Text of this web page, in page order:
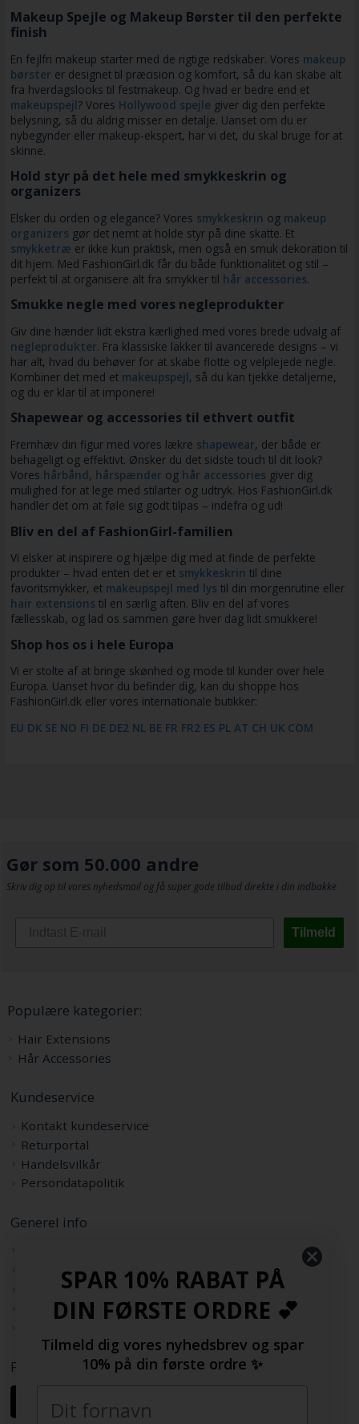
Makeup Spejle og Makeup Børster til den perfekte
finish
En fejlfri makeup starter med de rigtige redskaber. Vores makeup
børster er designet til præcision og komfort, så du kan skabe alt
fra hverdagslooks til festmakeup. Og hvad er bedre end et
makeupspejl? Vores Hollywood spejle giver dig den perfekte
belysning, så du aldrig misser en detalje. Uanset om du er
nybegynder eller makeup-ekspert, har vi det, du skal bruge for at
skinne.
Hold styr på det hele med smykkeskrin og
organizers
Elsker du orden og elegance? Vores smykkeskrin og makeup
organizers gør det nemt at holde styr på dine skatte. Et
smykketræ er ikke kun praktisk, men også en smuk dekoration til
dit hjem. Med FashionGirl.dk får du både funktionalitet og stil –
perfekt til at organisere alt fra smykker til hår accessories.
Smukke negle med vores negleprodukter
Giv dine hænder lidt ekstra kærlighed med vores brede udvalg af
negleprodukter. Fra klassiske lakker til avancerede designs – vi
har alt, hvad du behøver for at skabe flotte og velplejede negle.
Kombiner det med et makeupspejl, så du kan tjekke detaljerne,
og du er klar til at imponere!
Shapewear og accessories til ethvert outfit
Fremhæv din figur med vores lækre shapewear, der både er
behageligt og effektivt. Ønsker du det sidste touch til dit look?
Vores hårbånd, hårspænder og hår accessories giver dig
mulighed for at lege med stilarter og udtryk. Hos FashionGirl.dk
handler det om at føle sig godt tilpas – indefra og ud!
Bliv en del af FashionGirl-familien
Vi elsker at inspirere og hjælpe dig med at finde de perfekte
produkter – hvad enten det er et smykkeskrin til dine
favoritsmykker, et makeupspejl med lys til din morgenrutine eller
hair extensions til en særlig aften. Bliv en del af vores
fællesskab, og lad os sammen gøre hver dag lidt smukkere!
Shop hos os i hele Europa
Vi er stolte af at bringe skønhed og mode til kunder over hele
Europa. Uanset hvor du befinder dig, kan du shoppe hos
FashionGirl.dk eller vores internationale butikker:
EU DK SE NO FI DE DE2 NL BE FR FR2 ES PL AT CH UK COM
Gør som 50.000 andre
Skriv dig op til vores nyhedsmail og få super gode tilbud direkte i din indbakke
Tilmeld
Populære kategorier:
Hair Extensions
Hår Accessories
Kundeservice
Kontakt kundeservice
Returportal
Handelsvilkår
Persondatapolitik
Generel info
Køb med EAN
Sitemap
Rabatkode
Følg os her
SPAR 10% RABAT PÅ
DIN FØRSTE ORDRE 💕
Tilmeld dig vores nyhedsbrev og spar
10% på din første ordre ✨